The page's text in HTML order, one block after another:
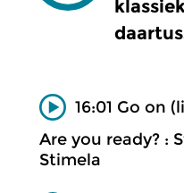
16:01 Go on
Are you ready? :
Stimela